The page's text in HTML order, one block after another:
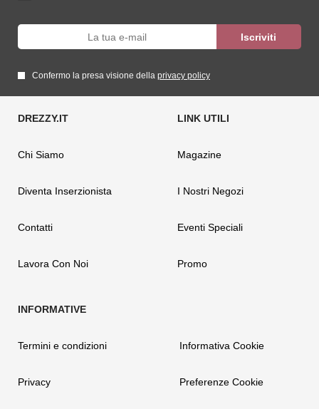
Confermo la presa visione della privacy policy
Chi Siamo
Diventa Inserzionista
Contatti
Lavora Con Noi
Magazine
I Nostri Negozi
Eventi Speciali
Promo
Termini e condizioni
Privacy
Informativa Cookie
Preferenze Cookie